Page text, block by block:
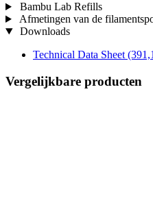
Bambu Lab Refills
Afmetingen van de
Downloads
Technical Data Sheet
Vergelijkbare producten